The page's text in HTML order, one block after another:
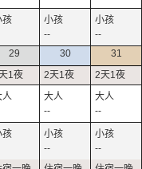
--
--
29 30
--
--
31
--
--